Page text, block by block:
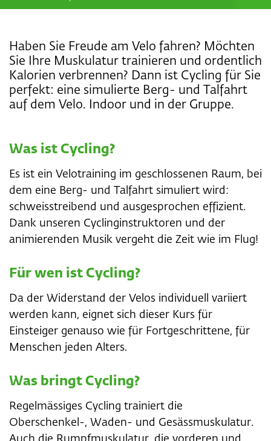
Haben Sie Freude am Velo fahren? Möchten
Sie Ihre Muskulatur trainieren und ordentlich
Kalorien verbrennen? Dann ist Cycling für Sie
perfekt: eine simulierte Berg- und Talfahrt
auf dem Velo. Indoor und in der Gruppe.
Was ist Cycling?
Es ist ein Velotraining im geschlossenen Raum, bei
dem eine Berg- und Talfahrt simuliert wird:
schweisstreibend und ausgesprochen effizient.
Dank unseren Cyclinginstruktoren und der
animierenden Musik vergeht die Zeit wie im Flug!
Für wen ist Cycling?
Da der Widerstand der Velos individuell variiert
werden kann, eignet sich dieser Kurs für
Einsteiger genauso wie für Fortgeschrittene, für
Menschen jeden Alters.
Was bringt Cycling?
Regelmässiges Cycling trainiert die
Oberschenkel-, Waden- und Gesässmuskulatur.